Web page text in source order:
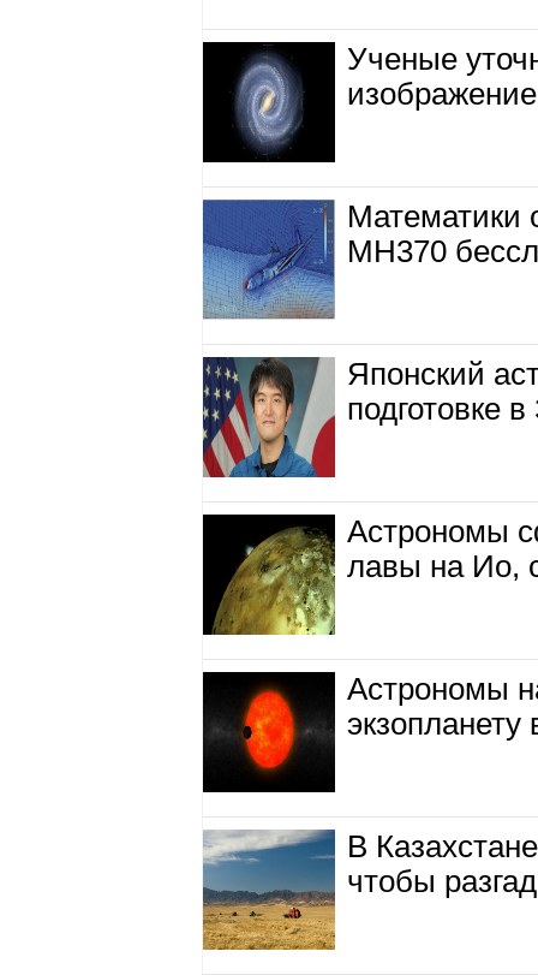
Ученые
Математики
MH370
Японский
подготовке
Астрономы
лавы на Ио,
Астрономы
экзопланету
В
чтобы